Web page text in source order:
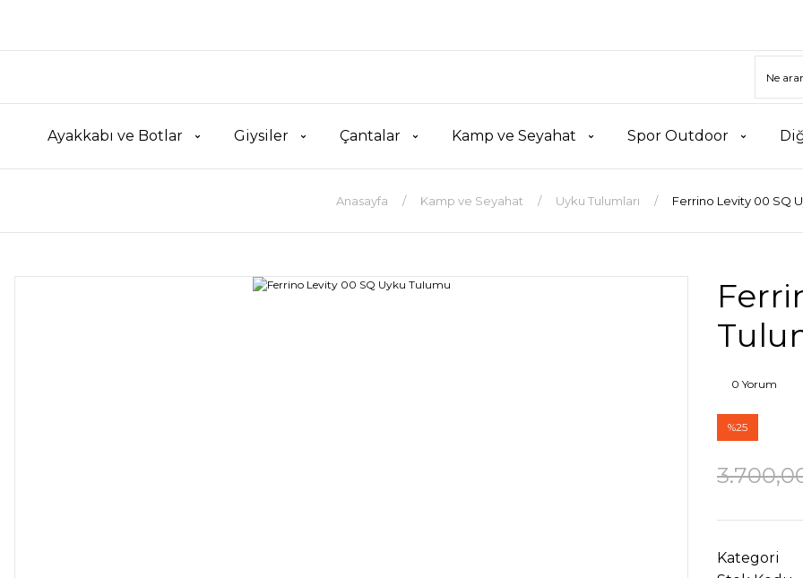
Ayakkabı ve Botlar Giysiler Çantalar Kamp ve Seyahat Spor Outdoor
Anasayfa Kamp ve Seyahat Uyku Tulumları Ferrino Levity 00 SQ
0 Yorum
%25
Kategori